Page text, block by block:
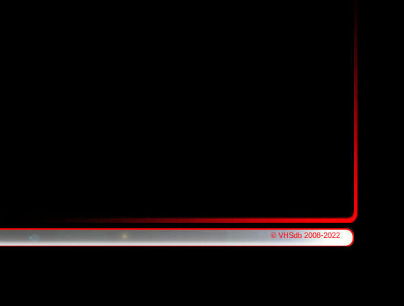
© VHSdb 2008-2022